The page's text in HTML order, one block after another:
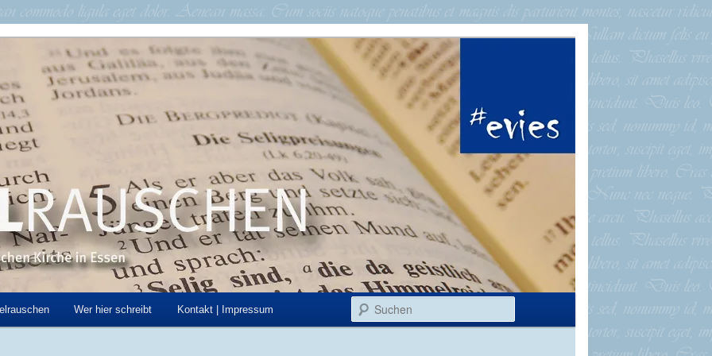
Kirche in Essen
Wer hier schreibt Kontakt | Impressum